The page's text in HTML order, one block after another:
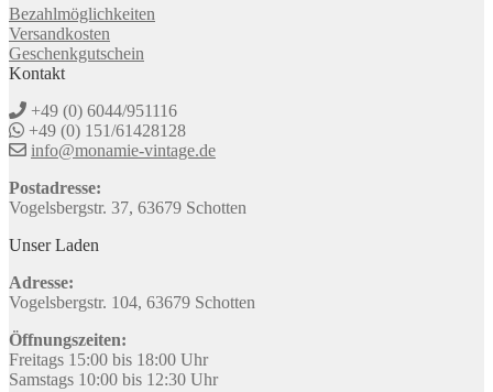
Bezahlmöglichkeiten
Versandkosten
Geschenkgutschein
Kontakt
+49 (0) 6044/951116
+49 (0) 151/61428128
info@monamie-vintage.de
Postadresse:
Vogelsbergstr. 37, 63679 Schotten
Unser Laden
Adresse:
Vogelsbergstr. 104, 63679 Schotten
Öffnungszeiten:
Freitags 15:00 bis 18:00 Uhr
Samstags 10:00 bis 12:30 Uhr